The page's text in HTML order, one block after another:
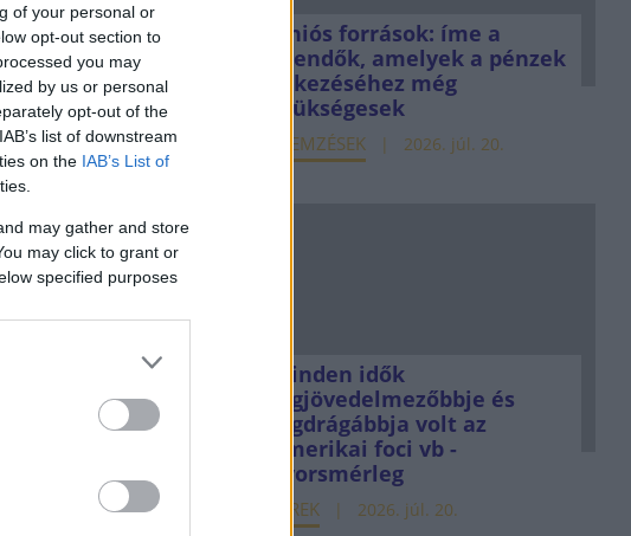
of your personal or
opt-out section to
you may
by us or personal
opt-out of the
list of downstream
on the IAB’s List of
may gather and store
may click to grant or
specified purposes
Uniós források: íme a
teendők, amelyek a pénzek
érkezéséhez még
szükségesek
ELEMZÉSEK 2026. júl. 20.
Minden idők
legjövedelmezőbbje és
legdrágábbja volt az
amerikai foci vb -
gyorsmérleg
HÍREK 2026. júl. 20.